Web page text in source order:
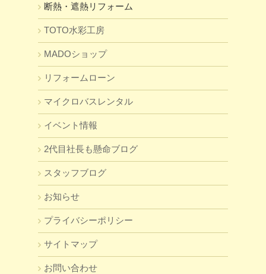
断熱・遮熱リフォーム
TOTO水彩工房
MADOショップ
リフォームローン
マイクロバスレンタル
イベント情報
2代目社長も懸命ブログ
スタッフブログ
お知らせ
プライバシーポリシー
サイトマップ
お問い合わせ